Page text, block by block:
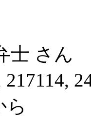
士 さん
217114,
ら